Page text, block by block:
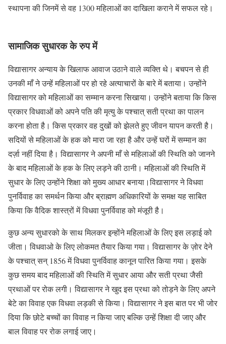
स्थापना की जिनमें से वह 1300 महिलाओं का दाखिला कराने में सफल रहे।
सामाजिक सुधारक के रुप में
विद्यासागर अन्याय के खिलाफ आवाज उठाने वाले व्यक्ति थे। बचपन से ही
उनकी माँ ने उन्हें महिलाओं पर हो रहे अत्याचारों के बारे में बताया। उन्होंने
विद्यासागर को महिलाओं का सम्मान करना सिखाया। उन्होंने बताया कि किस
प्रकार विधवाओं को अपने पति की मृत्यु के पश्चात् सती प्रथा का पालन
करना होता है। किस प्रकार वह दुखों को झेलते हुए जीवन यापन करती है।
सदियों से महिलाओं के हक को मारा जा रहा है और उन्हें घरों में सम्मान का
दर्ज़ा नहीं दिया है। विद्यासागर ने अपनी माँ से महिलाओं की स्थिति को जानने
के बाद महिलाओं के हक के लिए लड़ने की ठानी। महिलाओं की स्थिति में
सुधार के लिए उन्होंने शिक्षा को मुख्य आधार बनाया।विद्यासागर ने विधवा
पुनर्विवाह का समर्थन किया और ब्राह्मण अधिकारियों के समक्ष यह साबित
किया कि वैदिक शास्त्रों में विधवा पुनर्विवाह को मंजूरी है।
कुछ अन्य सुधारको के साथ मिलकर इन्होंने महिलाओं के लिए इस लड़ाई को
जीता। विधवाओ के लिए लोकमत तैयार किया गया। विद्यासागर के ज़ोर देने
के पश्चात् सन् 1856 में विधवा पुनर्विवाह कानून पारित किया गया। इसके
कुछ समय बाद महिलाओं की स्थिति में सुधार आया और सती प्रथा जैसी
प्रथाओं पर रोक लगी। विद्यासागर ने खुद इस प्रथा को तोड़ने के लिए अपने
बेटे का विवाह एक विधवा लड़की से किया। विद्यासागर ने इस बात पर भी जोर
दिया कि छोटे बच्चों का विवाह न किया जाए बल्कि उन्हें शिक्षा दी जाए और
बाल विवाह पर रोक लगाई जाए।